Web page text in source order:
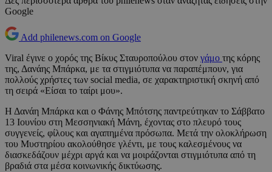
Google
Add philenews.com on Google
Viral έγινε ο χορός της Βίκυς Σταυροπούλου στον γάμο της κόρης
της, Δανάης Μπάρκα, με τα στιγμιότυπα να παραπέμπουν, για
πολλούς χρήστες των social media, σε χαρακτηριστική σκηνή από
τη σειρά «Είσαι το ταίρι μου».
Η Δανάη Μπάρκα και ο Φάνης Μπότσης παντρεύτηκαν το Σάββατο
13 Ιουνίου στη Μεσσηνιακή Μάνη, έχοντας στο πλευρό τους
συγγενείς, φίλους και αγαπημένα πρόσωπα. Μετά την ολοκλήρωση
του Μυστηρίου ακολούθησε γλέντι, με τους καλεσμένους να
διασκεδάζουν μέχρι αργά και να μοιράζονται στιγμιότυπα από τη
βραδιά στα μέσα κοινωνικής δικτύωσης.